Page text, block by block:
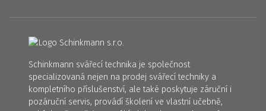
Schinkmann svářecí technika je společnost
specializovaná nejen na prodej svářecí techniky a
kompletního příslušenství, ale také poskytuje záruční i
pozáruční servis, provádí školení ve vlastní učebně,